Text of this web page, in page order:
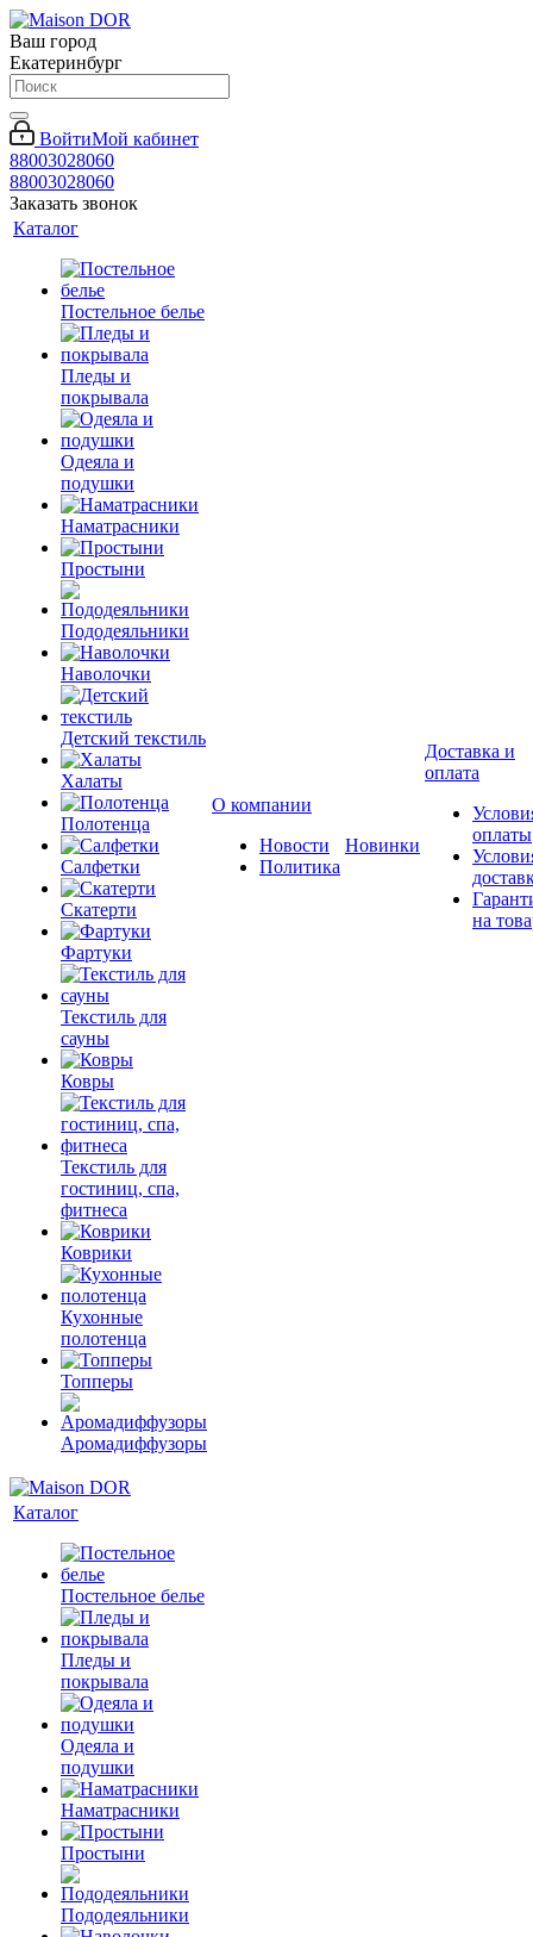
Ваш город
Екатеринбург
ВойтиМой кабинет
88003028060
88003028060
Заказать звонок
Каталог
Постельное белье
Пледы и
покрывала
Одеяла и
подушки
Наматрасники
Простыни
Пододеяльники
Наволочки
Детский текстиль
Халаты
Полотенца
Салфетки
Скатерти
Фартуки
Текстиль для
сауны
Ковры
Текстиль для
гостиниц, спа,
фитнеса
Коврики
Кухонные
полотенца
Топперы
Аромадиффузоры
О компании
Новости
Политика
Новинки
Доставка и
оплата
оплаты
на
Каталог
Постельное белье
Пледы и
покрывала
Одеяла и
подушки
Наматрасники
Простыни
Пододеяльники